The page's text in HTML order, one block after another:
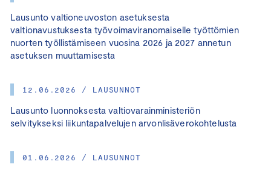
Lausunto valtioneuvoston asetuksesta
valtionavustuksesta työvoimaviranomaiselle työttömien
nuorten työllistämiseen vuosina 2026 ja 2027 annetun
asetuksen muuttamisesta
12.06.2026 / LAUSUNNOT
Lausunto luonnoksesta valtiovarainministeriön
selvitykseksi liikuntapalvelujen arvonlisäverokohtelusta
01.06.2026 / LAUSUNNOT